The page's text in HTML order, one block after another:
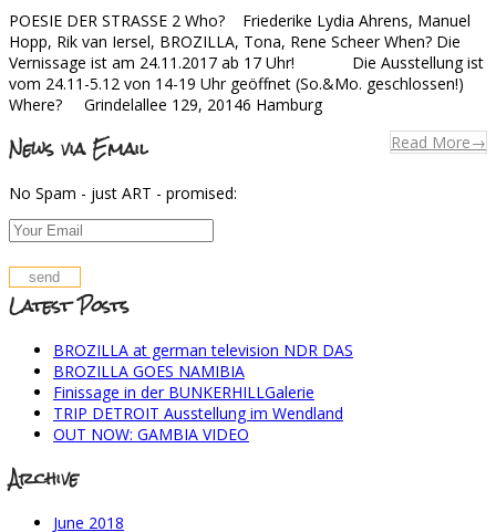
POESIE DER STRASSE 2 Who? Friederike Lydia Ahrens, Manuel
Hopp, Rik van Iersel, BROZILLA, Tona, Rene Scheer When? Die
Vernissage ist am 24.11.2017 ab 17 Uhr! Die Ausstellung ist
vom 24.11-5.12 von 14-19 Uhr geöffnet (So.&Mo. geschlossen!)
Where? Grindelallee 129, 20146 Hamburg
Read More→
News via Email
No Spam - just ART - promised:
Latest Posts
BROZILLA at german television NDR DAS
BROZILLA GOES NAMIBIA
Finissage in der BUNKERHILLGalerie
TRIP DETROIT Ausstellung im Wendland
OUT NOW: GAMBIA VIDEO
Archive
June 2018